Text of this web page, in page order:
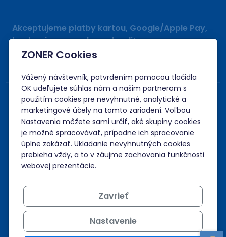
Akceptujeme platby kartou, Google/Apple Pay,
bankovým prevodom a kreditom.
ZONER Cookies
Vážený návštevník, potvrdením pomocou tlačidla
OK udeľujete súhlas nám a našim partnerom s
použitím cookies pre nevyhnutné, analytické a
marketingové účely na tomto zariadení. Voľbou
Nastavenia môžete sami určiť, aké skupiny cookies
je možné spracovávať, prípadne ich spracovanie
úplne zakázať. Ukladanie nevyhnutných cookies
prebieha vždy, a to v záujme zachovania funkčnosti
webovej prezentácie.
Zavrieť
Nastavenie